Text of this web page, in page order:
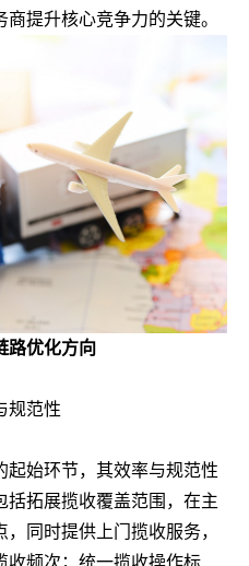
提升核心竞争力的关键。
路优化方向
范性
始环节，其效率与规范性
括拓展揽收覆盖范围，在主
同时提供上门揽收服务，
收频次；统一揽收操作标